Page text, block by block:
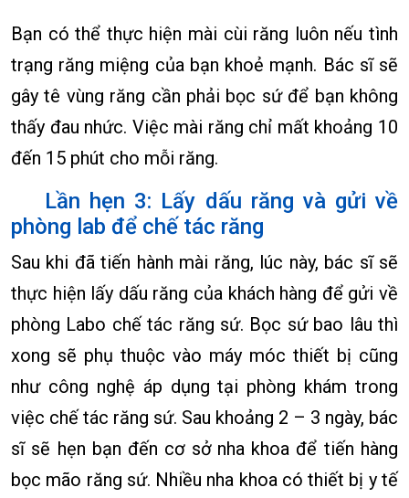
Bạn có thể thực hiện mài cùi răng luôn nếu tình
trạng răng miệng của bạn khoẻ mạnh. Bác sĩ sẽ
gây tê vùng răng cần phải bọc sứ để bạn không
thấy đau nhức. Việc mài răng chỉ mất khoảng 10
đến 15 phút cho mỗi răng.
Lần hẹn 3: Lấy dấu răng và gửi về
phòng lab để chế tác răng
Sau khi đã tiến hành mài răng, lúc này, bác sĩ sẽ
thực hiện lấy dấu răng của khách hàng để gửi về
phòng Labo chế tác răng sứ. Bọc sứ bao lâu thì
xong sẽ phụ thuộc vào máy móc thiết bị cũng
như công nghệ áp dụng tại phòng khám trong
việc chế tác răng sứ. Sau khoảng 2 – 3 ngày, bác
sĩ sẽ hẹn bạn đến cơ sở nha khoa để tiến hàng
bọc mão răng sứ. Nhiều nha khoa có thiết bị y tế